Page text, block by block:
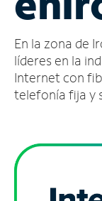
cuenta
Encuentra
una
tienda
En la zona de
líderes en la
Internet con
telefonía fija y